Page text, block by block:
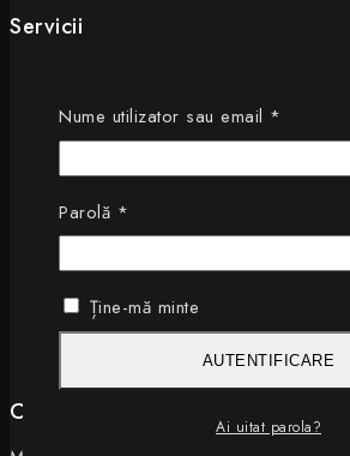
Servicii
Politica de Confidentialitate
ONPCSB AML&PEP
Contact
Nume utilizator sau email *
Parolă *
Ține-mă minte
AUTENTIFICARE
Ai uitat parola?